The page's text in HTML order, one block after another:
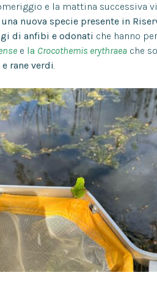
e la mattina successiva
nuova specie presente in
di anfibi e odonati che hanno
e la Crocothemis erythraea che
rane verdi.